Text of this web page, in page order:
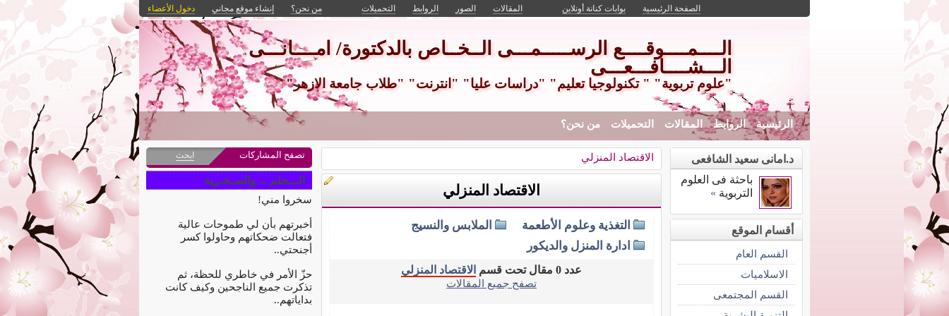
الصفحة الرئيسية بوابات كنانة أونلاين المقالات الصور الروابط التحميلات من نحن؟ إنشاء موقع مجاني دخول الأعضاء
الــــمــــوقــــع الرســـــمـــى الــخــاص بالدكتورة/ امــــانـــى
الـــشــــافـــعـــى
"علوم تربوية" " تكنولوجيا تعليم" "دراسات عليا" "انترنت" "طلاب جامعة الازهر"
الرئيسية الروابط المقالات التحميلات من نحن؟
الاقتصاد المنزلي
الاقتصاد المنزلي
التغذية وعلوم الأطعمة
الملابس والنسيج
ادارة المنزل والديكور
عدد 0 مقال تحت قسم
الاقتصاد المنزلي
تصفح جميع المقالات
د.امانى سعيد الشافعى
باحثة فى العلوم
التربوية »
أقسام الموقع
القسم العام
الاسلاميات
القسم المجتمعى
تصفح المشاركات ابحث
الـــحلم ... والسـخـرية
سخروا مني!
أخبرتهم بأن لي طموحات عالية
فتعالت ضحكاتهم وحاولوا كسر
أجنحتي..
حزّ الأمر في خاطري للحظة، ثم
تذكرت جميع الناجحين وكيف كانت
بداياتهم..